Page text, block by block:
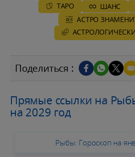
ТАРО
ШАНС
АСТРО
Поделиться :
Прямые ссылки на
на 2029 год
Рыбы: Гороскоп на